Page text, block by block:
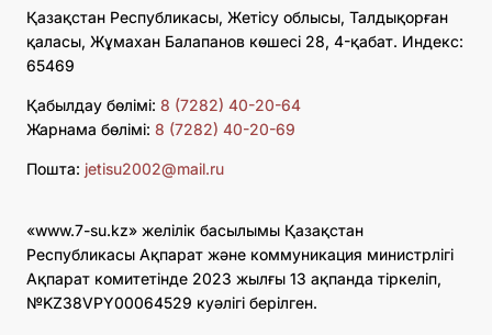
Қазақстан Республикасы, Жетісу облысы, Талдықорған
қаласы, Жұмахан Балапанов көшесі 28, 4-қабат. Индекс:
65469
Қабылдау бөлімі: 8 (7282) 40-20-64
Жарнама бөлімі: 8 (7282) 40-20-69
Пошта: jetisu2002@mail.ru
«www.7-su.kz» желілік басылымы Қазақстан
Республикасы Ақпарат және коммуникация министрлігі
Ақпарат комитетінде 2023 жылғы 13 ақпанда тіркеліп,
№KZ38VPY00064529 куәлігі берілген.